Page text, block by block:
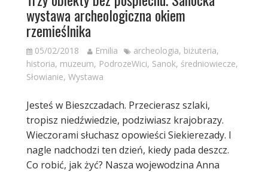
wystawa archeologiczna okiem
rzemieślnika
05/02/2018 Emilia archeologia, biżuteria,
historia, muzeum, PodrozeWici, Sanok, średniowiecze,
Słowianie, Wystawa
Jesteś w Bieszczadach. Przecierasz szlaki,
tropisz niedźwiedzie, podziwiasz krajobrazy.
Wieczorami słuchasz opowieści Siekierezady. I
nagle nadchodzi ten dzień, kiedy pada deszcz.
Co robić, jak żyć? Nasza wojewodzina Anna